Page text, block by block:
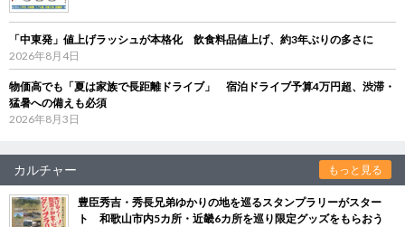
「中東発」値上げラッシュが本格化 飲食料品値上げ、約3年ぶりの多さに
2026年8月4日
物価高でも「夏は家族で長距離ドライブ」 宿泊ドライブ予算4万円超、渋滞・
猛暑への備えも必須
2026年8月3日
カルチャー もっと見る
豊臣秀吉・秀長兄弟ゆかりの地を巡るスタンプラリーがスター
ト 和歌山市内5カ所・近畿6カ所を巡り限定グッズをもらおう